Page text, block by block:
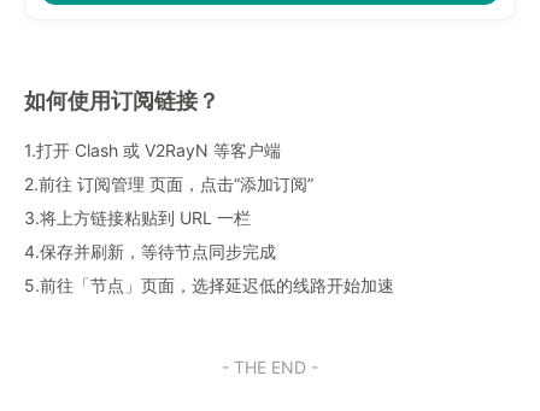
如何使用订阅链接？
1.打开 Clash 或 V2RayN 等客户端
2.前往 订阅管理 页面，点击“添加订阅”
3.将上方链接粘贴到 URL 一栏
4.保存并刷新，等待节点同步完成
5.前往「节点」页面，选择延迟低的线路开始加速
- THE END -